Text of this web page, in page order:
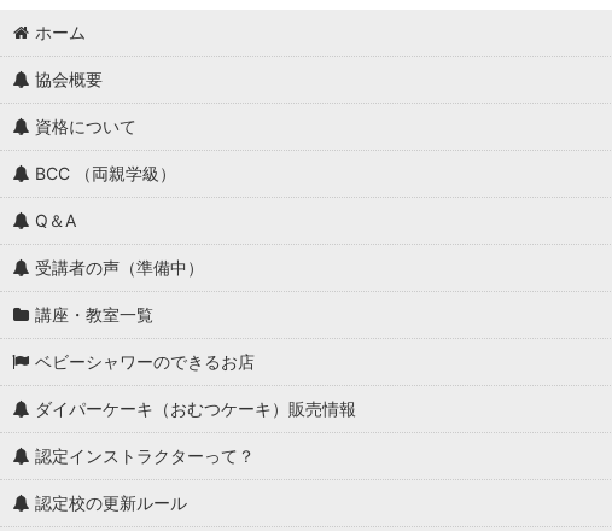
ホーム
協会概要
資格について
BCC （両親学級）
Q＆A
受講者の声（準備中）
講座・教室一覧
ベビーシャワーのできるお店
ダイパーケーキ（おむつケーキ）販売情報
認定インストラクターって？
認定校の更新ルール